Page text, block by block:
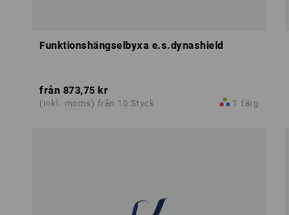
Funktionshängselbyxa e.s.dynashield
från 873,75 kr
(inkl. moms) från 10 Styck 1 färg